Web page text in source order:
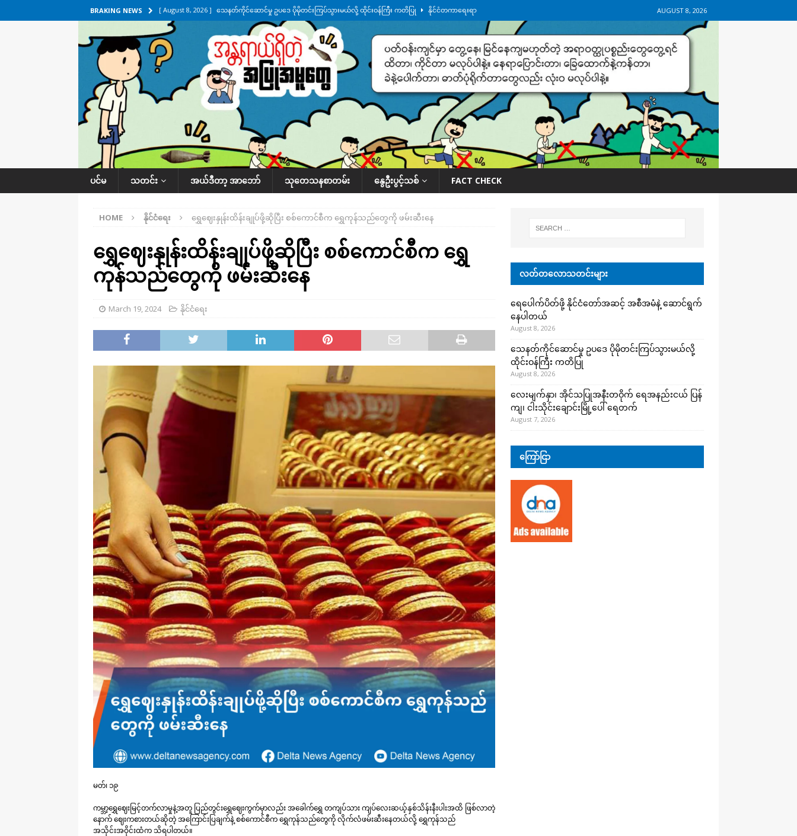
BRAKING NEWS [ August 8, 2026 ] သေနတ်ကိုင်ဆောင်မှု ဥပဒေ ပိုမိုတင်းကြပ်သွားမယ်လို့ ထိုင်းဝန်ကြီး ကတိပြု နိုင်ငံတကာရေးရာ
[ August 7, 2026 ] လေးမျက်နှာ၊ အိုင်သပြုအနီးတဝိုက် ရေအနည်းငယ် ပြန်ကျ၊ ငါးသိုင်းချောင်းမြို့ပေါ် ရေတက်
ဒေသအလိုက် သတင်းကဏ္ဍ
[ August 7, 2026 ] ရန်ကုန်မြစ်အတွင်း ထူးကဲဒီရေ အ​မြင့် ၂၁ ပေကျော်အထိ တက်မယ်လို့ သတိပေး ဒေသအလိုက်
သတင်းကဏ္ဍ
[ August 7, 2026 ] လွှတ်တော်ကို ရောက်လာတဲ့ ဦးမင်အောင်လှိုင်ကို ထိုင်းလွှတ်တော်အမတ် အော်ဟစ်ဆန္ဒပြ
UNCATEGORIZED
[ August 8, 2026 ] ရေပေါက်ပိတ်ဖို့ နိုင်ငံတော်အဆင့် အစီအမံနဲ့ ဆောင်ရွက်နေပါတယ် ဆောင်းပါး
AUGUST 8, 2026
ပင်မ သတင်း အယ်ဒီတာ့ အာဘော် သုတေသနစာတမ်း နွေဦးပွင့်သစ် FACT CHECK
HOME နိုင်ငံရေး ရွှေဈေးနှုန်းထိန်းချုပ်ဖို့ဆိုပြီး စစ်ကောင်စီက ရွှေကုန်သည်တွေကို ဖမ်းဆီးနေ
ရွှေဈေးနှုန်းထိန်းချုပ်ဖို့ဆိုပြီး စစ်ကောင်စီက ရွှေ
ကုန်သည်တွေကို ဖမ်းဆီးနေ
March 19, 2024 နိုင်ငံရေး
မတ်၊ ၁၉
ကမ္ဘာ့ရွှေဈေးမြင့်တက်လာမှုနဲ့အတူ ပြည်တွင်းရွှေဈေးကွက်မှာလည်း အခေါက်ရွှေ တကျပ်သား ကျပ်လေးဆယ့်နှစ်သိန်းနီးပါးအထိ ဖြစ်လာတဲ့
နောက် ဈေးကစားတယ်ဆိုတဲ့ အကြောင်းပြချက်နဲ့ စစ်ကောင်စီက ရွှေကုန်သည်တွေကို လိုက်လံဖမ်းဆီးနေတယ်လို့ ရွှေကုန်သည်
အသိုင်းအဝိုင်းထံက သိရပါတယ်။
လတ်တလောသတင်းများ
ရေပေါက်ပိတ်ဖို့ နိုင်ငံတော်အဆင့် အစီအမံနဲ့ ဆောင်ရွက်
နေပါတယ်
August 8, 2026
သေနတ်ကိုင်ဆောင်မှု ဥပဒေ ပိုမိုတင်းကြပ်သွားမယ်လို့
ထိုင်းဝန်ကြီး ကတိပြု
August 8, 2026
လေးမျက်နှာ၊ အိုင်သပြုအနီးတဝိုက် ရေအနည်းငယ် ပြန်
ကျ၊ ငါးသိုင်းချောင်းမြို့ပေါ် ရေတက်
August 7, 2026
ကြော်ငြာ